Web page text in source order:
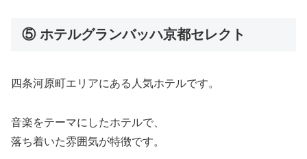
⑤ ホテルグランバッハ京都セレクト
四条河原町エリアにある人気ホテルです。
音楽をテーマにしたホテルで、
落ち着いた雰囲気が特徴です。